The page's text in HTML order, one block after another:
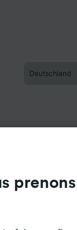
Deutschland